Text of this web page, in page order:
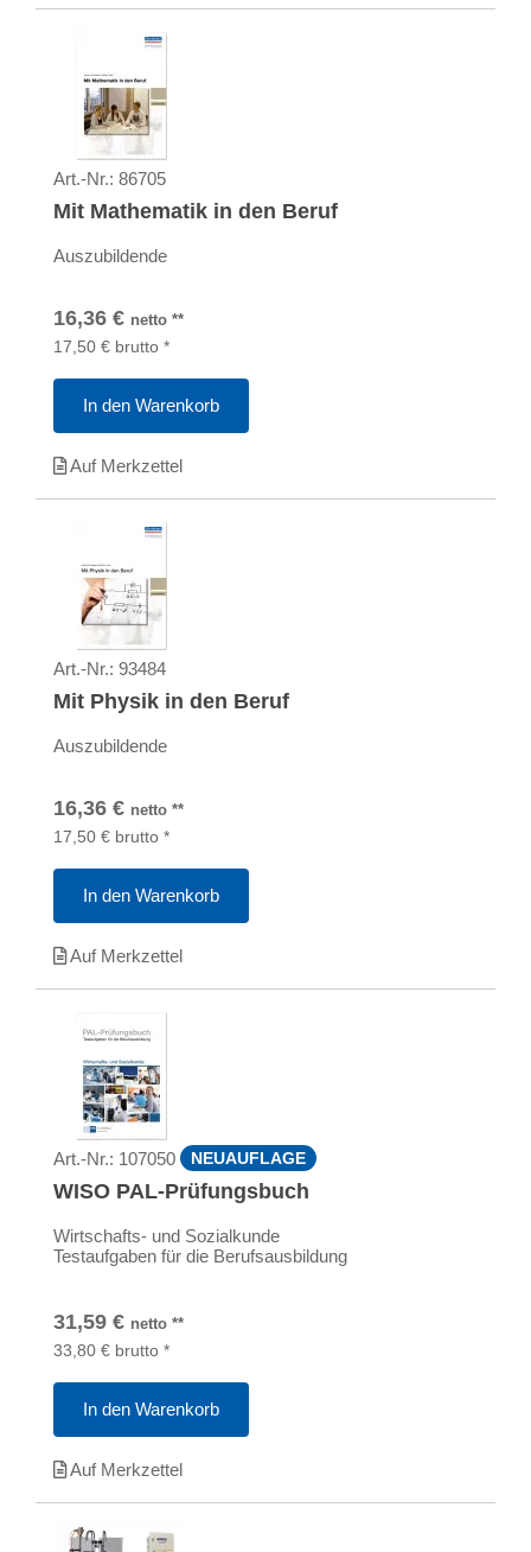
Art.-Nr.: 86705
Mit Mathematik in den Beruf
Auszubildende
16,36 € netto **
17,50 € brutto *
In den Warenkorb
Auf Merkzettel
Art.-Nr.: 93484
Mit Physik in den Beruf
Auszubildende
16,36 € netto **
17,50 € brutto *
In den Warenkorb
Auf Merkzettel
Art.-Nr.: 107050 NEUAUFLAGE
WISO PAL-Prüfungsbuch
Wirtschafts- und Sozialkunde
Testaufgaben für die Berufsausbildung
31,59 € netto **
33,80 € brutto *
In den Warenkorb
Auf Merkzettel